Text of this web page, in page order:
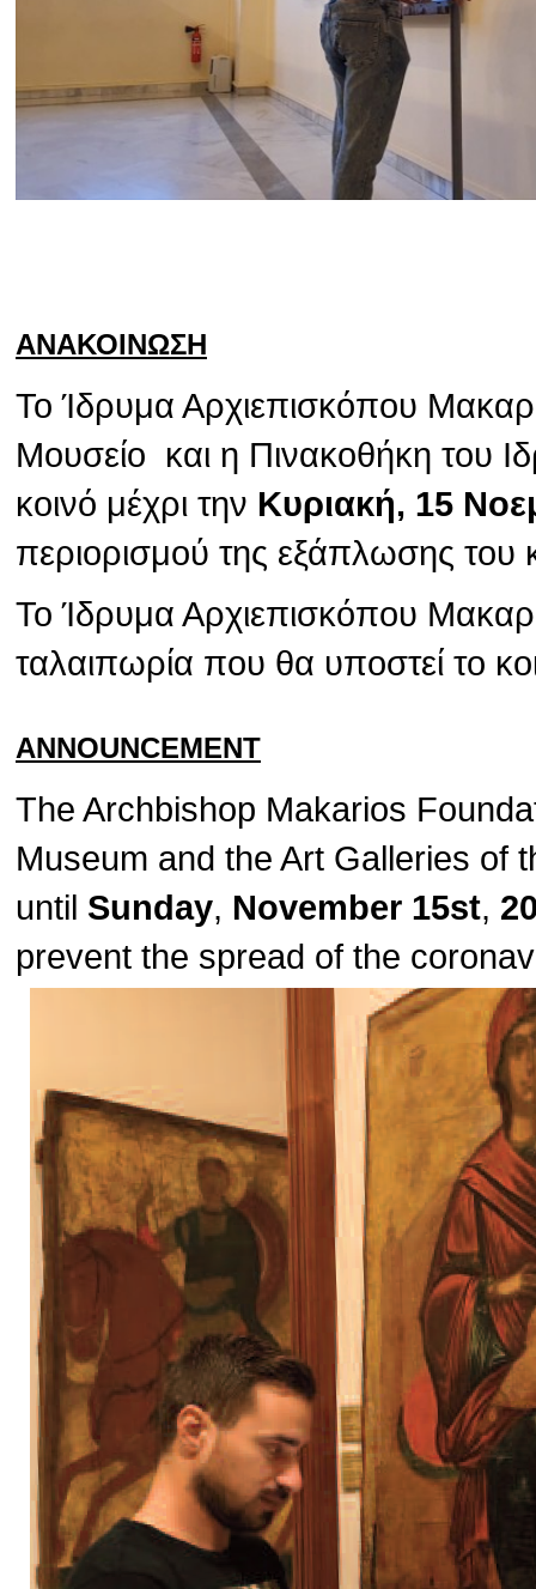
ΑΝΑΚΟΙΝΩΣΗ
Το Ίδρυμα Αρχιεπισκόπου
Μουσείο και η Πινακοθήκη του
κοινό μέχρι την Κυριακή, 15
περιορισμού της εξάπλωσης του
Το Ίδρυμα Αρχιεπισκόπου
ταλαιπωρία που θα υποστεί το
ANNOUNCEMENT
The Archbishop Makarios
Museum and the Art Galleries of
until Sunday, November 15st,
prevent the spread of the